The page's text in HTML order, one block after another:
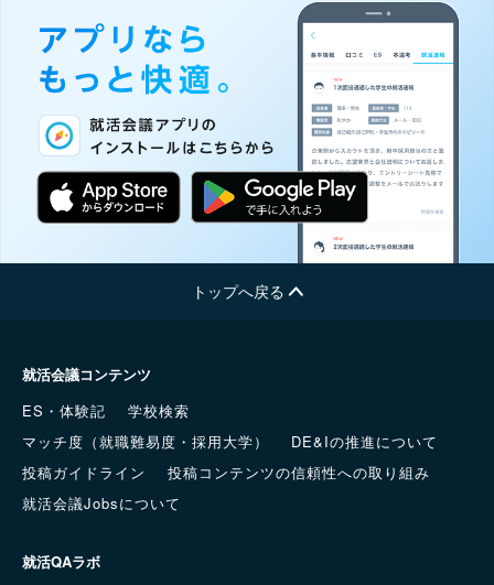
トップへ戻る
就活会議コンテンツ
ES・体験記
学校検索
マッチ度（就職難易度・採用大学）
DE&Iの推進について
投稿ガイドライン
投稿コンテンツの信頼性への取り組み
就活会議Jobsについて
就活QAラボ